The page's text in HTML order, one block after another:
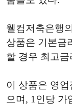
웰컴저축은행
상품은 기본금
할 경우 최고금
이 상품은 영
으며, 1인당 가